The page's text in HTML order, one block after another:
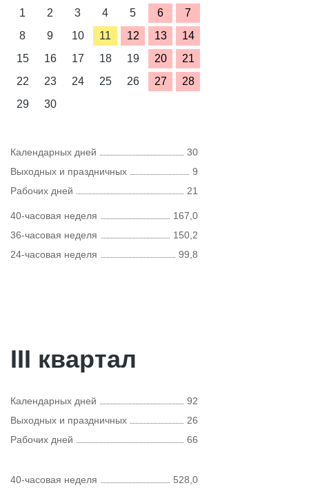
1
2 3 4 5 6
7
8
9 10 11 12 13
14
15
16 17 18 19 20
21
22
23 24 25 26 27
28
29
30
Календарных дней
30
Выходных и праздничных
9
Рабочих дней
21
40-часовая неделя
167,0
36-часовая неделя
150,2
24-часовая неделя
99,8
III квартал
Календарных дней
92
Выходных и праздничных
26
Рабочих дней
66
40-часовая неделя 528,0